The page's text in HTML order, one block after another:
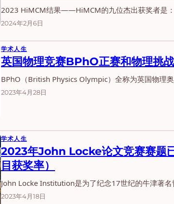
2023 HiMCM结果——HiMCM的九位杰出获奖者是
2024年2月6日
学术人生
英国物理竞赛BPhO正赛和物理挑
BPhO（British Physics Olympic）全称为英国物理
2023年4月28日
学术人生
2023年John Locke论文竞赛赛题
目获奖率）
John Locke Institution是为了纪念17世纪的牛津著
2023年4月18日